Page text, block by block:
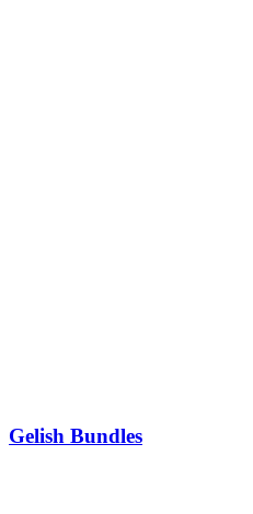
Gelish Bundles